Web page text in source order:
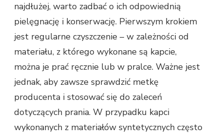
najdłużej, warto zadbać o ich odpowiednią
pielęgnację i konserwację. Pierwszym krokiem
jest regularne czyszczenie – w zależności od
materiału, z którego wykonane są kapcie,
można je prać ręcznie lub w pralce. Ważne jest
jednak, aby zawsze sprawdzić metkę
producenta i stosować się do zaleceń
dotyczących prania. W przypadku kapci
wykonanych z materiałów syntetycznych często